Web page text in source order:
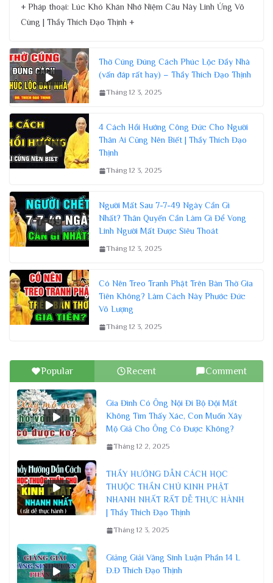
+ Pháp thoại: Lúc Khó Khăn Nhớ Niệm Câu Này Linh Ứng Vô
Cùng | Thầy Thích Đạo Thịnh +
Thờ Cúng Đúng Cách Phúc Lộc Đầy Nhà
(vấn đáp rất hay) – Thầy Thích Đạo Thịnh
Tháng 12 3, 2025
4 Cách Hồi Hướng Công Đức Cho Người
Thân Ai Cũng Nên Biết | Thầy Thích Đạo
Thịnh
Tháng 12 3, 2025
Người Mất Sau 7-7-49 Ngày Cần Gì
Nhất? Thân Quyến Cần Làm Gì Để Vong
Linh Người Mất Được Siêu Thoát
Tháng 12 3, 2025
Có Nên Treo Tranh Phật Trên Bàn Thờ Gia
Tiên Không? Làm Cách Này Phước Đức
Vô Lượng
Tháng 12 3, 2025
Popular Recent Comment
Gia Đình Có Ông Nội Đi Bộ Đội Mất
Không Tìm Thấy Xác, Con Muốn Xây
Mộ Giả Cho Ông Có Được Không?
Tháng 12 2, 2025
THẦY HƯỚNG DẪN CÁCH HỌC
THUỘC THẦN CHÚ KINH PHẬT
NHANH NHẤT RẤT DỄ THỰC HÀNH
| Thầy Thích Đạo Thịnh
Tháng 12 3, 2025
Giảng Giải Vãng Sinh Luận Phần 14 L
Đ.Đ Thích Đạo Thịnh